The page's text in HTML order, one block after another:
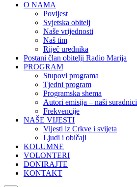
O NAMA
Povijest
Svjetska obitelj
Naše vrijednosti
Naš tim
Riječ urednika
Postani član obitelji Radio Marija
PROGRAM
Stupovi programa
Tjedni program
Programska shema
Autori emisija – naši suradnici
Frekvencije
NAŠE VIJESTI
Vijesti iz Crkve i svijeta
Ljudi i običaji
KOLUMNE
VOLONTERI
DONIRAJTE
KONTAKT